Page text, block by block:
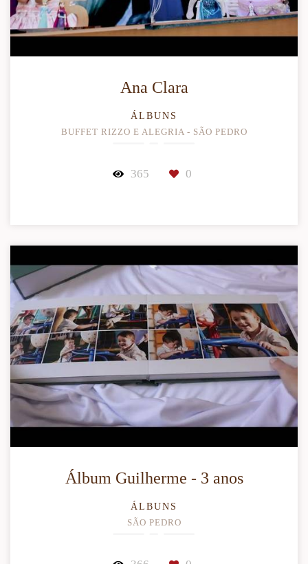
Ana Clara
ÁLBUNS
BUFFET RIZZO E ALEGRIA - SÃO PEDRO
365 0
Álbum Guilherme - 3 anos
ÁLBUNS
SÃO PEDRO